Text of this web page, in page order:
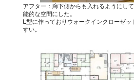
アフター：廊下側からも入れるようにし
能的な空間にした。
L型に作っておりウォークインクローゼ
すい。